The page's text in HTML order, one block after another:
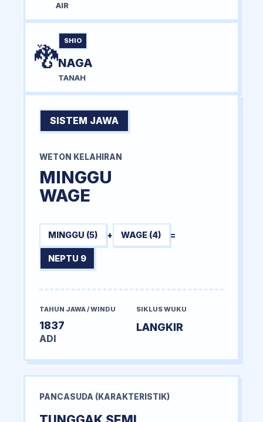
AIR
🐉
SHIO
NAGA
TANAH
SISTEM JAWA
WETON KELAHIRAN
MINGGU
WAGE
MINGGU (5) + WAGE (4) =
NEPTU 9
TAHUN JAWA / WINDU
1837
ADI
SIKLUS WUKU
LANGKIR
PANCASUDA (KARAKTERISTIK)